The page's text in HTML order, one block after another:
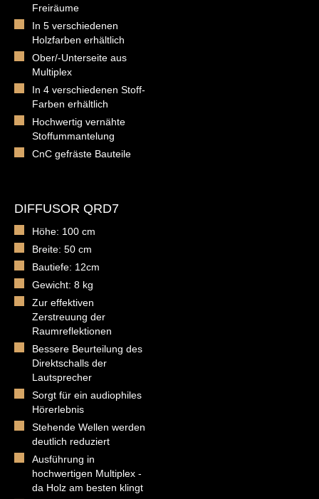
Freiräume
In 5 verschiedenen
Holzfarben erhältlich
Ober/-Unterseite aus
Multiplex
In 4 verschiedenen Stoff-
Farben erhältlich
Hochwertig vernähte
Stoffummantelung
CnC gefräste Bauteile
DIFFUSOR QRD7
Höhe: 100 cm
Breite: 50 cm
Bautiefe: 12cm
Gewicht: 8 kg
Zur effektiven
Zerstreuung der
Raumreflektionen
Bessere Beurteilung des
Direktschalls der
Lautsprecher
Sorgt für ein audiophiles
Hörerlebnis
Stehende Wellen werden
deutlich reduziert
Ausführung in
hochwertigen Multiplex -
da Holz am besten klingt